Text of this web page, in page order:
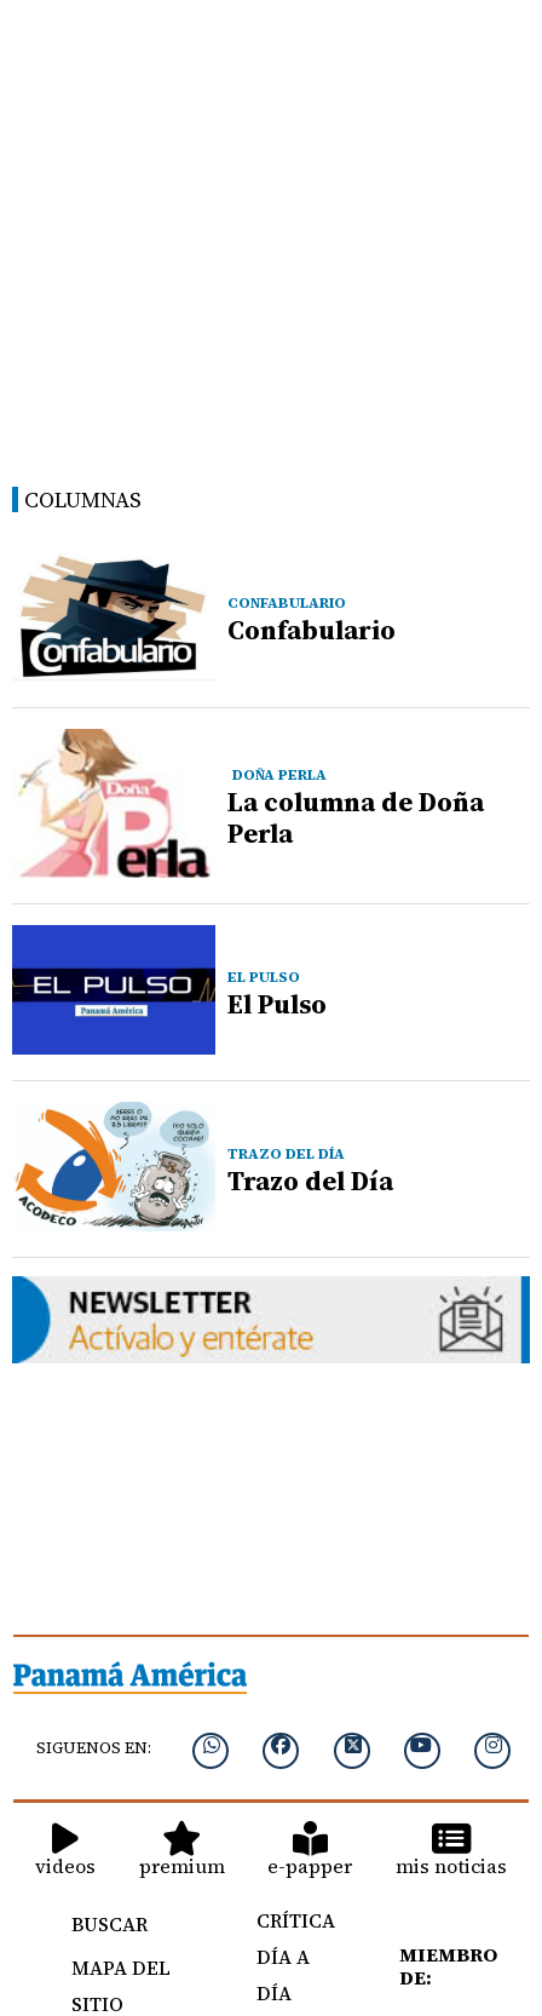
COLUMNAS
CONFABULARIO
Confabulario
DOÑA PERLA
La columna de Doña
Perla
EL PULSO
El Pulso
TRAZO DEL DÍA
Trazo del Día
SIGUENOS EN:
videos premium e-papper mis noticias
BUSCAR
MAPA DEL
SITIO
CRÍTICA
DÍA A
DÍA
MIEMBRO
DE: